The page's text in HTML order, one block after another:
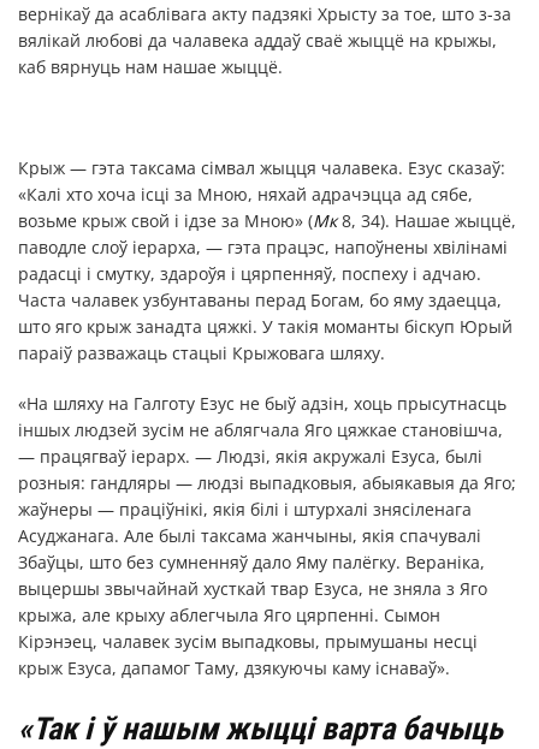
вернікаў да асаблівага акту падзякі Хрысту за тое, што з-за
вялікай любові да чалавека аддаў сваё жыццё на крыжы,
каб вярнуць нам нашае жыццё.
Крыж — гэта таксама сімвал жыцця чалавека. Езус сказаў:
«Калі хто хоча ісці за Мною, няхай адрачэцца ад сябе,
возьме крыж свой і ідзе за Мною» (Мк8, 34). Нашае жыццё,
паводле слоў іерарха, — гэта працэс, напоўнены хвілінамі
радасці і смутку, здароўя і цярпенняў, поспеху і адчаю.
Часта чалавек узбунтаваны перад Богам, бо яму здаецца,
што яго крыж занадта цяжкі. У такія моманты біскуп Юрый
параіў разважаць стацыі Крыжовага шляху.
«На шляху на Галготу Езус не быў адзін, хоць прысутнасць
іншых людзей зусім не аблягчала Яго цяжкае становішча,
— працягваў іерарх. — Людзі, якія акружалі Езуса, былі
розныя: гандляры — людзі выпадковыя, абыякавыя да Яго;
жаўнеры — праціўнікі, якія білі і штурхалі знясіленага
Асуджанага. Але былі таксама жанчыны, якія спачувалі
Збаўцы, што без сумненняў дало Яму палёгку. Вераніка,
выцершы звычайнай хусткай твар Езуса, не зняла з Яго
крыжа, але крыху аблегчыла Яго цярпенні. Сымон
Кірэнэец, чалавек зусім выпадковы, прымушаны несці
крыж Езуса, дапамог Таму, дзякуючы каму існаваў».
«Так і ў нашым жыцці варта бачыць